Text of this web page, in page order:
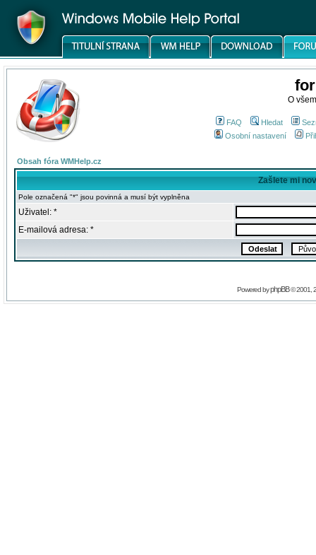
O
FAQ Hledat
Osobní nastavení
Obsah fóra WMHelp.cz
Zašlete mi
Pole označená "*" jsou povinná a musí být vyplněna
Uživatel: *
E-mailová adresa: *
Powered byphpBB© 2001,